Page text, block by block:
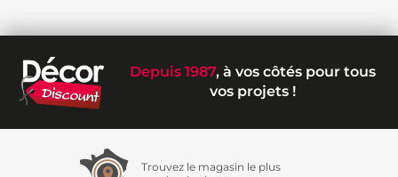
Depuis 1987, à vos côtés pour tous
vos projets !
Trouvez le magasin le plus